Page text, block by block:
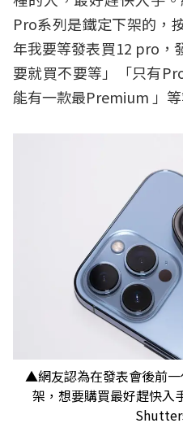
Pro系列是鐵定下架的，
年我要等發表買12 pro，
要就買不要等」「只有
能有一款最Premium 」等
▲網友認為在發表會後前
架，想要購買最好趕快入